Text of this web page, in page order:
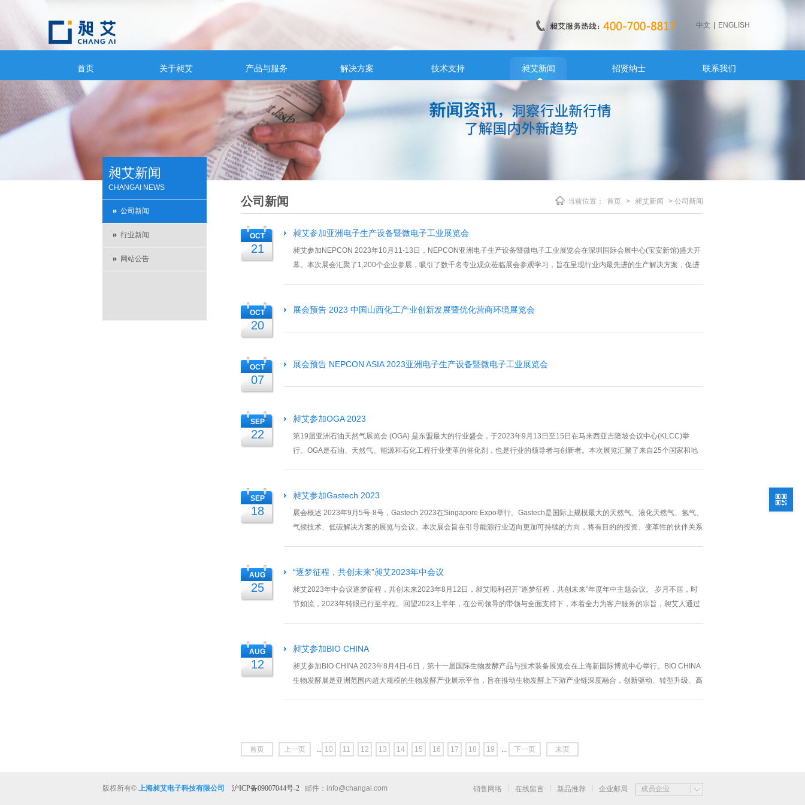
中文 ENGLISH
首页 关于昶艾 产品与服务 解决方案 技术支持 昶艾新闻 招贤纳士 联系我们
昶艾新闻
CHANGAI NEWS
公司新闻
行业新闻
网站公告
公司新闻 当前位置： 首页 > 昶艾新闻 > 公司新闻
OCT
21
昶艾参加亚洲电子生产设备暨微电子工业展览会
昶艾参加NEPCON 2023年10月11-13日，NEPCON亚洲电子生产设备暨微电子工业展览会在深圳国际会展中心(宝安新馆)盛大开
幕。本次展会汇聚了1,200个企业参展，吸引了数千名专业观众莅临展会参观学习，旨在呈现行业内最先进的生产解决方案，促进
OCT
20
展会预告 2023 中国山西化工产业创新发展暨优化营商环境展览会
OCT
07
展会预告 NEPCON ASIA 2023亚洲电子生产设备暨微电子工业展览会
SEP
22
昶艾参加OGA 2023
第19届亚洲石油天然气展览会 (OGA) 是东盟最大的行业盛会，于2023年9月13日至15日在马来西亚吉隆坡会议中心(KLCC)举
行。OGA是石油、天然气、能源和石化工程行业变革的催化剂，也是行业的领导者与创新者。本次展览汇聚了来自25个国家和地
SEP
18
昶艾参加Gastech 2023
展会概述 2023年9月5号-8号，Gastech 2023在Singapore Expo举行。Gastech是国际上规模最大的天然气、液化天然气、氢气、
气候技术、低碳解决方案的展览与会议。本次展会旨在引导能源行业迈向更加可持续的方向，将有目的的投资、变革性的伙伴关系
AUG
25
“逐梦征程，共创未来”昶艾2023年中会议
昶艾2023年中会议逐梦征程，共创未来2023年8月12日，昶艾顺利召开“逐梦征程，共创未来”年度年中主题会议。 岁月不居，时
节如流，2023年转眼已行至半程。回望2023上半年，在公司领导的带领与全面支持下，本着全力为客户服务的宗旨，昶艾人通过
AUG
12
昶艾参加BIO CHINA
昶艾参加BIO CHINA 2023年8月4日-6日，第十一届国际生物发酵产品与技术装备展览会在上海新国际博览中心举行。BIO CHINA
生物发酵展是亚洲范围内超大规模的生物发酵产业展示平台，旨在推动生物发酵上下游产业链深度融合，创新驱动、转型升级、高
首页 上一页 ... 10 11 12 13 14 15 16 17 18 19 ... 下一页 末页
销售网络 在线留言 新品推荐 企业邮局 成员企业
版权所有© 上海昶艾电子科技有限公司 沪ICP备09007044号-2 邮件： info@changai.com